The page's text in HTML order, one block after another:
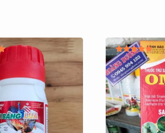
Được xếp
hạng
5.00
5 sao